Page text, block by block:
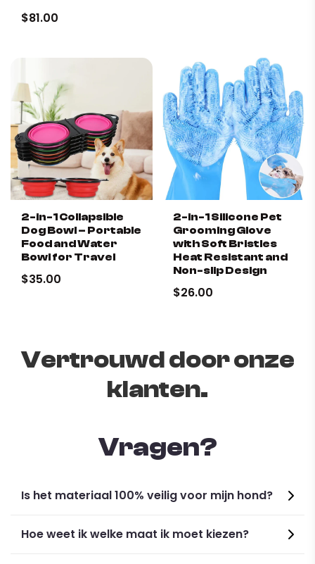
: Beautifies the interior with its unique
noodle shape.
✔ Safe Haven: Provides a cozy and safe place for your
cat to relax.
✔ Durable Construction: Made of high-quality
materials for long-lasting use.
✔ Easy Maintenance: Machine washable design ensures
hassle-free cleaning.
Specifications:
$81.00
2-in-1 Collapsible
Dog Bowl – Portable
Food and Water
Bowl for Travel
$35.00
2-in-1 Silicone Pet
Grooming Glove
with Soft Bristles
Heat Resistant and
Non-slip Design
$26.00
Vertrouwd door onze
klanten.
Vragen?
Is het materiaal 100% veilig voor mijn hond?
Hoe weet ik welke maat ik moet kiezen?
viervoeter te vinden. Bovendien krijg je als
eerste bestelling.
🐶 Voor mijn eigen hond
🎁 Als cadeau voor een hondenliefhebber
🐾 Voor een nieuwe puppy
Doffe huid